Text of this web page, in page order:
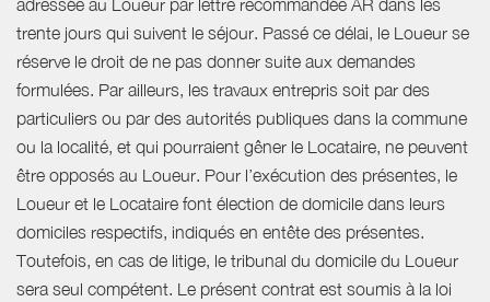
adressée au Loueur par lettre recommandée AR dans les
trente jours qui suivent le séjour. Passé ce délai, le Loueur se
réserve le droit de ne pas donner suite aux demandes
formulées. Par ailleurs, les travaux entrepris soit par des
particuliers ou par des autorités publiques dans la commune
ou la localité, et qui pourraient gêner le Locataire, ne peuvent
être opposés au Loueur. Pour l’exécution des présentes, le
Loueur et le Locataire font élection de domicile dans leurs
domiciles respectifs, indiqués en entête des présentes.
Toutefois, en cas de litige, le tribunal du domicile du Loueur
sera seul compétent. Le présent contrat est soumis à la loi